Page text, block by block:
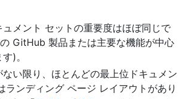
メント セットの重要度はほぼ同じで
GitHub 製品または主要な機能が中心
)。
い限り、ほとんどの最上位ドキュメン
ランディング ページ レイアウトがあり